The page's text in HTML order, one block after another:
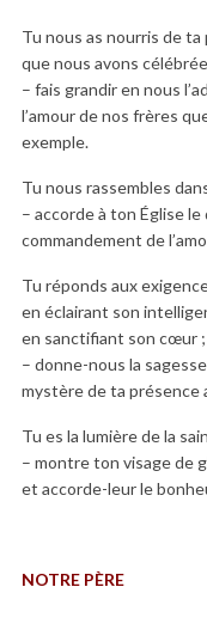
Tu nous as nourris de
que nous avons
– fais grandir en nous
l’amour de nos frères
exemple.
Tu nous rassembles
– accorde à ton Église
commandement de
Tu réponds aux
en éclairant son
en sanctifiant son cœur ;
– donne-nous la
mystère de ta présence
Tu es la lumière de la
– montre ton visage de
et accorde-leur le
NOTRE PÈRE